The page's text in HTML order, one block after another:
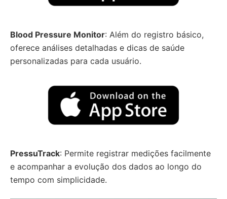
Blood Pressure Monitor: Além do registro básico,
oferece análises detalhadas e dicas de saúde
personalizadas para cada usuário.
PressuTrack: Permite registrar medições facilmente
e acompanhar a evolução dos dados ao longo do
tempo com simplicidade.